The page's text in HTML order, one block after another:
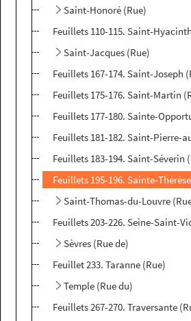
Saint-Honoré (Rue)
Feuillets 110-115. Saint-
Saint-Jacques (Rue)
Feuillets 167-174. Saint-Joseph
Feuillets 175-176. Saint-Martin
Feuillets 177-180. Sainte-
Feuillets 181-182. Saint-Pierre-
Feuillets 183-194. Saint-Séverin
Feuillets 195-196. Sainte-
Saint-Thomas-du-Louvre
Feuillets 203-226. Seine-Saint-
Sèvres (Rue de)
Feuillet 233. Taranne (Rue)
Temple (Rue du)
Feuillets 267-270. Traversante